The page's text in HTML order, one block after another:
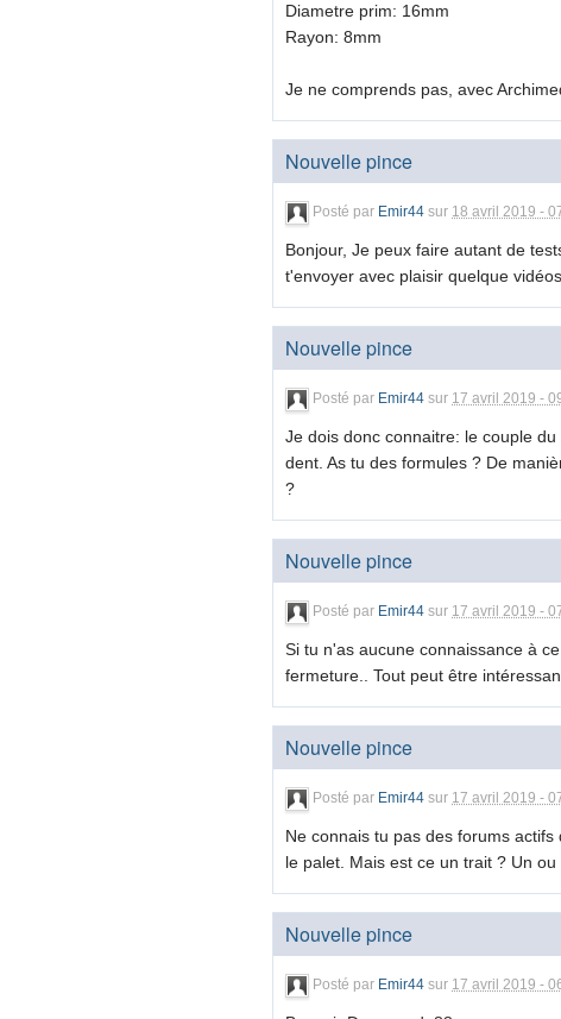
Diametre prim: 16mm
Rayon: 8mm
Je ne comprends pas, avec
Nouvelle pince
Posté par Emir44 sur 18 avril 2019 -
Bonjour, Je peux faire autant de
t'envoyer avec plaisir quelque
Nouvelle pince
Posté par Emir44 sur 17 avril 2019 -
Je dois donc connaitre: le couple
dent. As tu des formules ? De
?
Nouvelle pince
Posté par Emir44 sur 17 avril 2019 -
Si tu n'as aucune connaissance à
fermeture.. Tout peut être
Nouvelle pince
Posté par Emir44 sur 17 avril 2019 -
Ne connais tu pas des forums
le palet. Mais est ce un trait ? Un
Nouvelle pince
Posté par Emir44 sur 17 avril 2019 -